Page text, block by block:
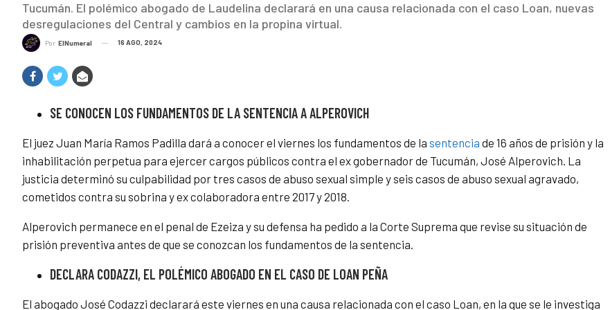
Tucumán. El polémico abogado de Laudelina declarará en una causa relacionada con el caso Loan, nuevas
desregulaciones del Central y cambios en la propina virtual.
Por ElNumeral 16 AGO, 2024
SE CONOCEN LOS FUNDAMENTOS DE LA SENTENCIA A ALPEROVICH
El juez Juan María Ramos Padilla dará a conocer el viernes los fundamentos de la sentencia de 16 años de prisión y la
inhabilitación perpetua para ejercer cargos públicos contra el ex gobernador de Tucumán, José Alperovich. La
justicia determinó su culpabilidad por tres casos de abuso sexual simple y seis casos de abuso sexual agravado,
cometidos contra su sobrina y ex colaboradora entre 2017 y 2018.
Alperovich permanece en el penal de Ezeiza y su defensa ha pedido a la Corte Suprema que revise su situación de
prisión preventiva antes de que se conozcan los fundamentos de la sentencia.
DECLARA CODAZZI, EL POLÉMICO ABOGADO EN EL CASO DE LOAN PEÑA
El abogado José Codazzi declarará este viernes en una causa relacionada con el caso Loan, en la que se le investiga